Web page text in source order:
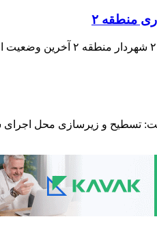
پارک جنگلی ارم شتاب گرفت شهردار منطقه